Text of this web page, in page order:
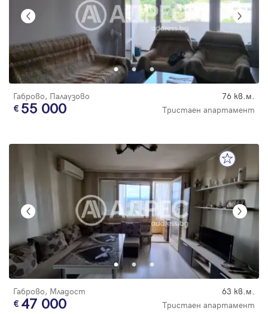
Габрово, Палаузово 76 кв.м.
55 000 Тристаен апартамент
Габрово, Младост 63 кв.м.
47 000 Тристаен апартамент